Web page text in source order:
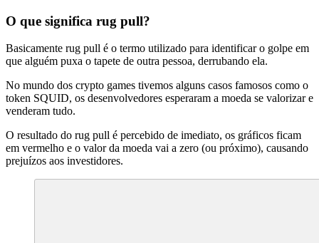
O que significa rug pull?
Basicamente rug pull é o termo utilizado para identificar o golpe em
que alguém puxa o tapete de outra pessoa, derrubando ela.
No mundo dos crypto games tivemos alguns casos famosos como o
token SQUID, os desenvolvedores esperaram a moeda se valorizar e
venderam tudo.
O resultado do rug pull é percebido de imediato, os gráficos ficam
em vermelho e o valor da moeda vai a zero (ou próximo), causando
prejuízos aos investidores.